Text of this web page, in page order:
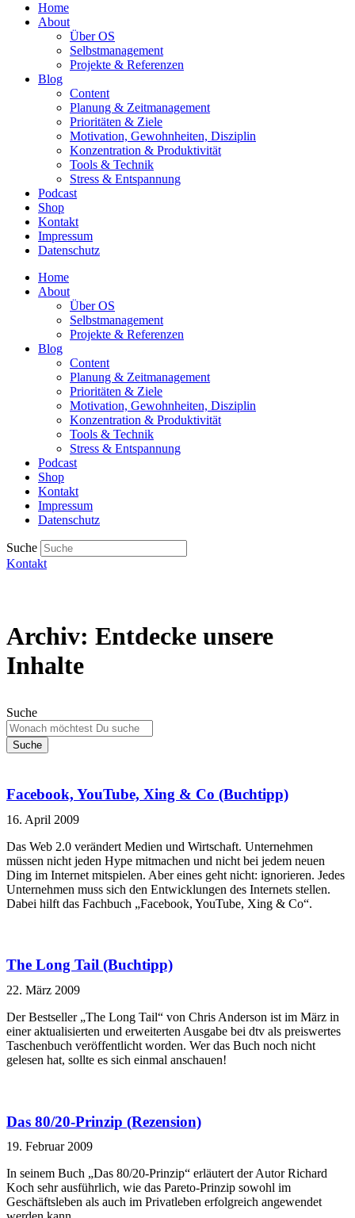
Home
About
Über OS
Selbstmanagement
Projekte & Referenzen
Blog
Content
Planung & Zeitmanagement
Prioritäten & Ziele
Motivation, Gewohnheiten, Disziplin
Konzentration & Produktivität
Tools & Technik
Stress & Entspannung
Podcast
Shop
Kontakt
Impressum
Datenschutz
Home
About
Über OS
Selbstmanagement
Projekte & Referenzen
Blog
Content
Planung & Zeitmanagement
Prioritäten & Ziele
Motivation, Gewohnheiten, Disziplin
Konzentration & Produktivität
Tools & Technik
Stress & Entspannung
Podcast
Shop
Kontakt
Impressum
Datenschutz
Suche
Kontakt
Archiv: Entdecke unsere
Inhalte
Suche
Suche
Facebook, YouTube, Xing & Co (Buchtipp)
16. April 2009
Das Web 2.0 verändert Medien und Wirtschaft. Unternehmen
müssen nicht jeden Hype mitmachen und nicht bei jedem neuen
Ding im Internet mitspielen. Aber eines geht nicht: ignorieren. Jedes
Unternehmen muss sich den Entwicklungen des Internets stellen.
Dabei hilft das Fachbuch „Facebook, YouTube, Xing & Co“.
The Long Tail (Buchtipp)
22. März 2009
Der Bestseller „The Long Tail“ von Chris Anderson ist im März in
einer aktualisierten und erweiterten Ausgabe bei dtv als preiswertes
Taschenbuch veröffentlicht worden. Wer das Buch noch nicht
gelesen hat, sollte es sich einmal anschauen!
Das 80/20-Prinzip (Rezension)
19. Februar 2009
In seinem Buch „Das 80/20-Prinzip“ erläutert der Autor Richard
Koch sehr ausführlich, wie das Pareto-Prinzip sowohl im
Geschäftsleben als auch im Privatleben erfolgreich angewendet